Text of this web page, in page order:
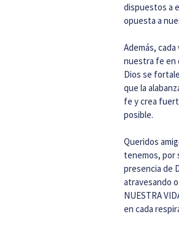
dispuestos a
opuesta a
Además,
nuestra fe en
Dios se
que la
fe y crea
posible.
Queridos
tenemos, por
presencia de
atravesando
NUESTRA
en cada